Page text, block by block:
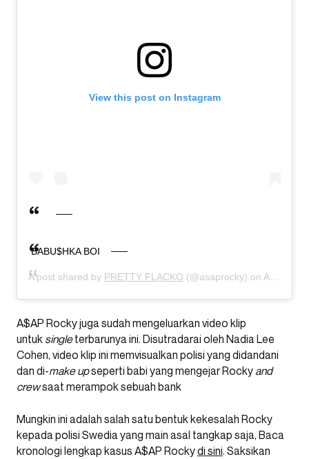
View this post on Instagram
BABU$HKA BOI
A post shared by PRETTY FLACKO (@asaprocky) on Aug 27, 2019 at 11:45am PDT
A$AP Rocky juga sudah mengeluarkan video klip
untuk singleterbarunya ini. Disutradarai oleh Nadia Lee
Cohen, video klip ini memvisualkan polisi yang didandani
dan di-make upseperti babi yang mengejar Rockyand
crewsaat merampok sebuah bank
Mungkin ini adalah salah satu bentuk kekesalah Rocky
kepada polisi Swedia yang main asal tangkap saja, Baca
kronologi lengkap kasus A$AP Rockydi sini. Saksikan